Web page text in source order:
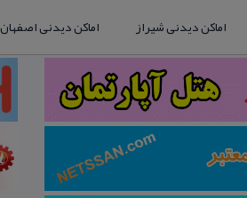
اماکن دیدنی شیراز اماکن دیدنی اصفهان